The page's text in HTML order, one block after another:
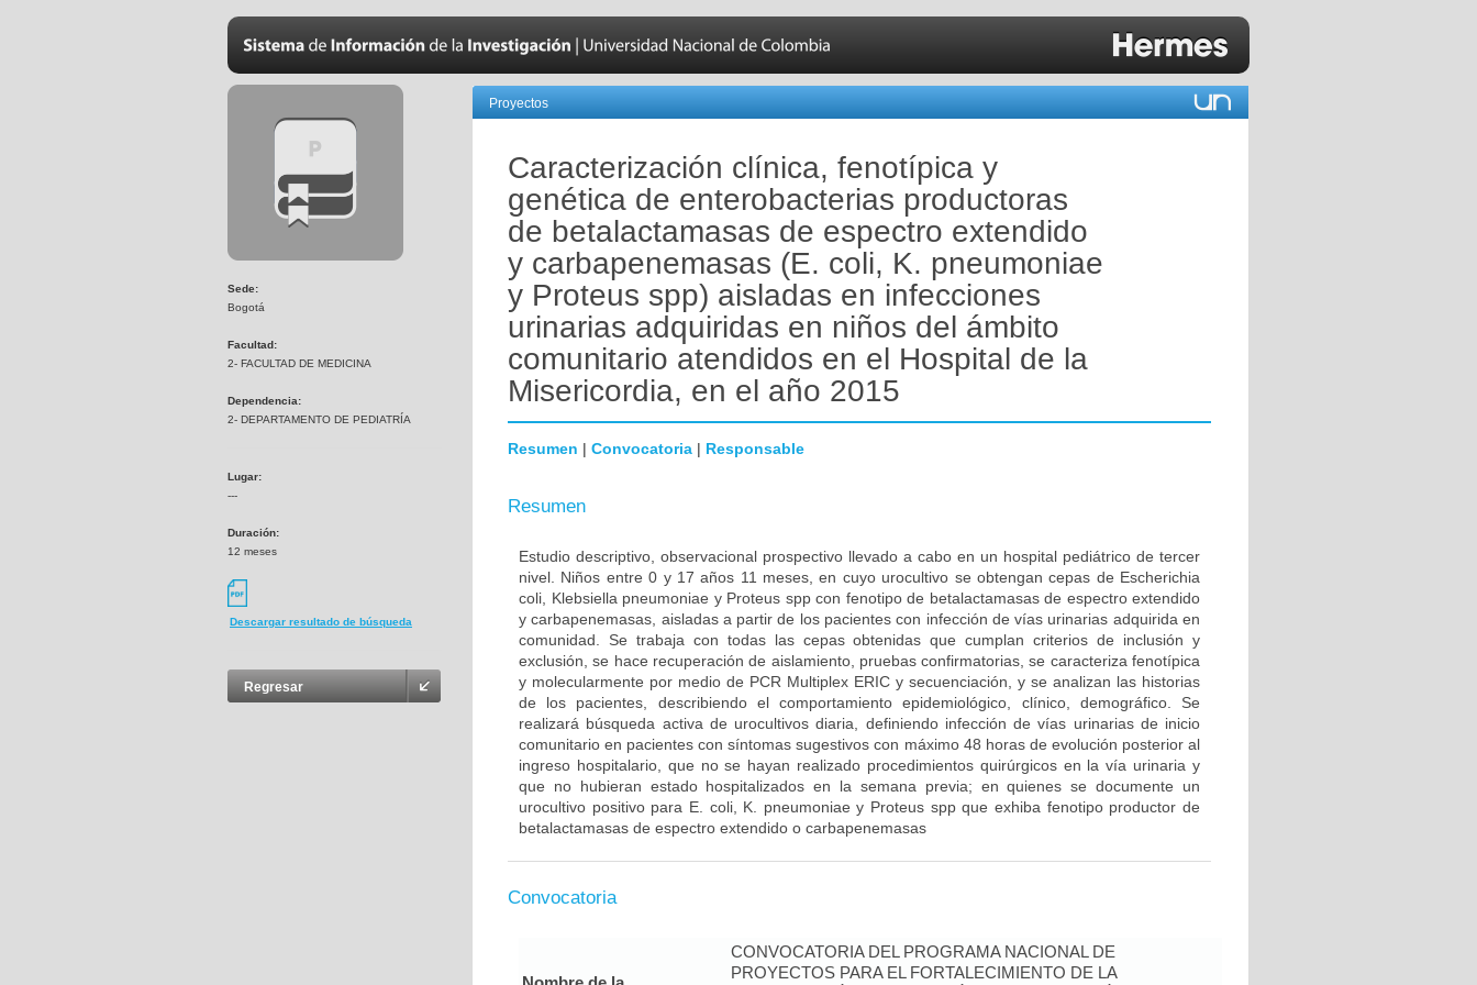
Sede:
Bogotá
Facultad:
2- FACULTAD DE MEDICINA
Dependencia:
2- DEPARTAMENTO DE PEDIATRÍA
Lugar:
---
Duración:
12 meses
Descargar resultado de búsqueda
Regresar
Proyectos
Caracterización clínica, fenotípica y
genética de enterobacterias productoras
de betalactamasas de espectro extendido
y carbapenemasas (E. coli, K. pneumoniae
y Proteus spp) aisladas en infecciones
urinarias adquiridas en niños del ámbito
comunitario atendidos en el Hospital de la
Misericordia, en el año 2015
Resumen | Convocatoria | Responsable
Resumen
Estudio descriptivo, observacional prospectivo llevado a cabo en un hospital pediátrico de tercer
nivel. Niños entre 0 y 17 años 11 meses, en cuyo urocultivo se obtengan cepas de Escherichia
coli, Klebsiella pneumoniae y Proteus spp con fenotipo de betalactamasas de espectro extendido
y carbapenemasas, aisladas a partir de los pacientes con infección de vías urinarias adquirida en
comunidad. Se trabaja con todas las cepas obtenidas que cumplan criterios de inclusión y
exclusión, se hace recuperación de aislamiento, pruebas confirmatorias, se caracteriza fenotípica
y molecularmente por medio de PCR Multiplex ERIC y secuenciación, y se analizan las historias
de los pacientes, describiendo el comportamiento epidemiológico, clínico, demográfico. Se
realizará búsqueda activa de urocultivos diaria, definiendo infección de vías urinarias de inicio
comunitario en pacientes con síntomas sugestivos con máximo 48 horas de evolución posterior al
ingreso hospitalario, que no se hayan realizado procedimientos quirúrgicos en la vía urinaria y
que no hubieran estado hospitalizados en la semana previa; en quienes se documente un
urocultivo positivo para E. coli, K. pneumoniae y Proteus spp que exhiba fenotipo productor de
betalactamasas de espectro extendido o carbapenemasas
Convocatoria
CONVOCATORIA DEL PROGRAMA NACIONAL DE
PROYECTOS PARA EL FORTALECIMIENTO DE LA